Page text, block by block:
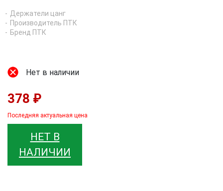
Держатели цанг
Производитель ПТК
Бренд ПТК
Нет в наличии
378 ₽
Последняя актуальная цена
НЕТ В
НАЛИЧИИ